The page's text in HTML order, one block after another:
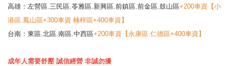
高雄：左營區.三民區.苓雅區.新興區.前鎮區.前金區.鼓山區+200車資【小
港區.鳳山區+300車資 楠梓區+400車資】
台南：東區.北區.南區.中西區+200車資【永康區.仁德區+400車資】
成年人需要舒壓 誠信經營 非誠勿擾